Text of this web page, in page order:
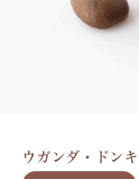
ウガンダ・ドン